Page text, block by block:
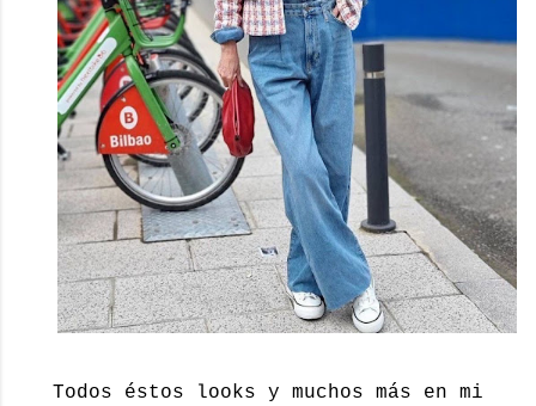
Todos éstos looks y muchos más en mi